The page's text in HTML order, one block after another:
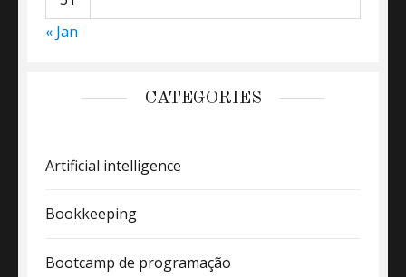
« Jan
CATEGORIES
Artificial intelligence
Bookkeeping
Bootcamp de programação